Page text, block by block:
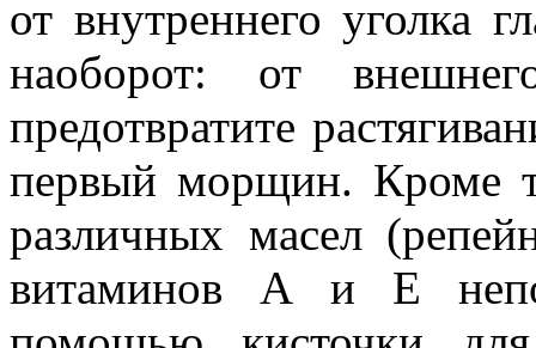
от внутреннего уголка
наоборот: от
предотвратите
первый морщин. Кроме
различных масел
витаминов А и Е